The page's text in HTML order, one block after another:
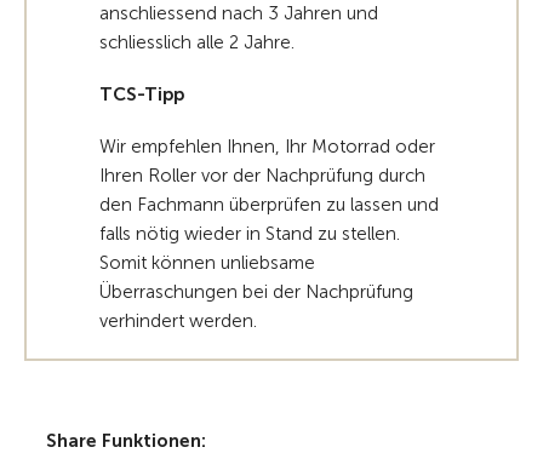
anschliessend nach 3 Jahren und
schliesslich alle 2 Jahre.
TCS-Tipp
Wir empfehlen Ihnen, Ihr Motorrad oder
Ihren Roller vor der Nachprüfung durch
den Fachmann überprüfen zu lassen und
falls nötig wieder in Stand zu stellen.
Somit können unliebsame
Überraschungen bei der Nachprüfung
verhindert werden.
Share Funktionen: